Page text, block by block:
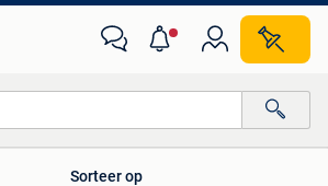
Sorteer op